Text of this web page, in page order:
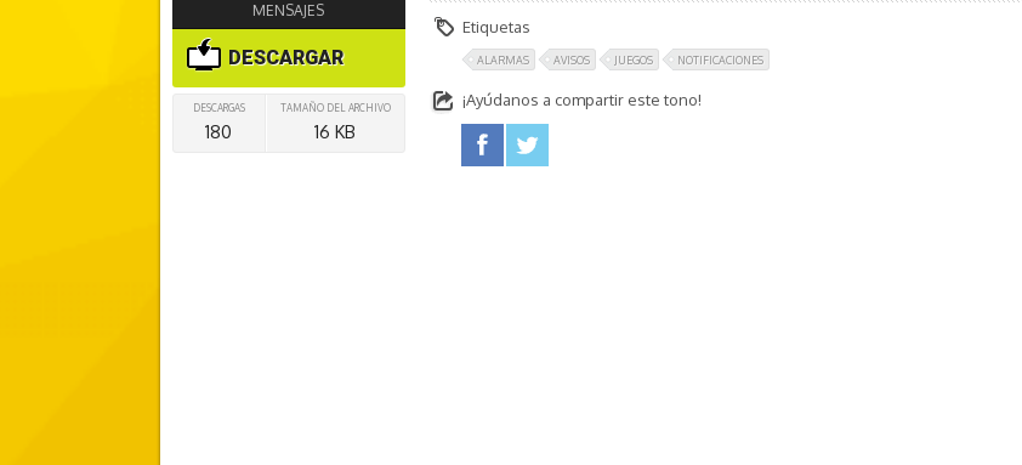
MENSAJES
DESCARGAR
DESCARGAS
180
TAMAÑO DEL ARCHIVO
16 KB
Etiquetas
ALARMAS AVISOS JUEGOS NOTIFICACIONES
¡Ayúdanos a compartir este tono!
facebook